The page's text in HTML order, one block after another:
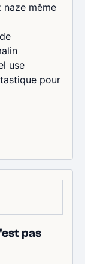
même
use
pour
pas